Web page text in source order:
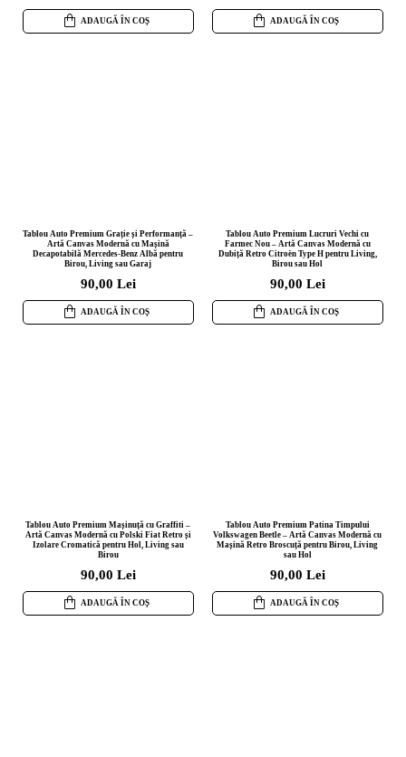
ADAUGĂ ÎN COȘ ADAUGĂ ÎN COȘ
Tablou Auto Premium Grație și Performanță –
Artă Canvas Modernă cu Mașină
Decapotabilă Mercedes-Benz Albă pentru
Birou, Living sau Garaj
90,00 Lei
ADAUGĂ ÎN COȘ
Tablou Auto Premium Lucruri Vechi cu
Farmec Nou – Artă Canvas Modernă cu
Dubiță Retro Citroën Type H pentru Living,
Birou sau Hol
90,00 Lei
ADAUGĂ ÎN COȘ
Tablou Auto Premium Mașinuță cu Graffiti –
Artă Canvas Modernă cu Polski Fiat Retro și
Izolare Cromatică pentru Hol, Living sau
Birou
90,00 Lei
ADAUGĂ ÎN COȘ
Tablou Auto Premium Patina Timpului
Volkswagen Beetle – Artă Canvas Modernă cu
Mașină Retro Broscuță pentru Birou, Living
sau Hol
90,00 Lei
ADAUGĂ ÎN COȘ